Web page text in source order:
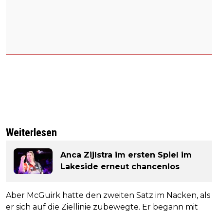
Weiterlesen
Anca Zijlstra im ersten Spiel im
Lakeside erneut chancenlos
Aber McGuirk hatte den zweiten Satz im Nacken, als
er sich auf die Ziellinie zubewegte. Er begann mit